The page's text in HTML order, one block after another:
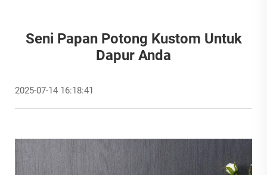
Seni Papan Potong Kustom Untuk
Dapur Anda
2025-07-14 16:18:41